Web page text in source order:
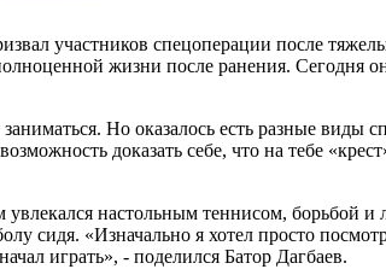
участников спецоперации после
жизни после ранения.
Но оказалось есть разные
доказать себе, что на тебе
настольным теннисом, борьбой
сидя. «Изначально я хотел просто
играть», - поделился Батор Дагбаев.